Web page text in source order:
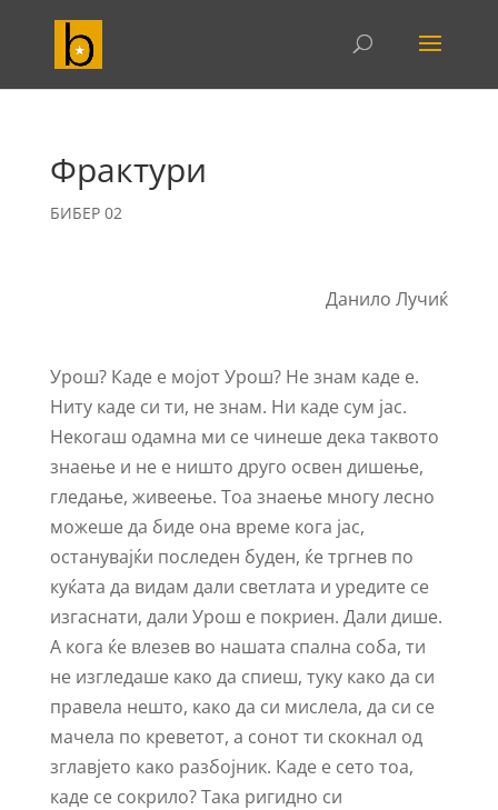
Фрактури
БИБЕР 02
Данило Лучиќ
Урош? Каде е мојот Урош? Не знам каде е.
Ниту каде си ти, не знам. Ни каде сум јас.
Некогаш одамна ми се чинеше дека таквото
знаење и не е ништо друго освен дишење,
гледање, живеење. Тоа знаење многу лесно
можеше да биде она време кога јас,
останувајќи последен буден, ќе тргнев по
куќата да видам дали светлата и уредите се
изгаснати, дали Урош е покриен. Дали дише.
А кога ќе влезев во нашата спална соба, ти
не изгледаше како да спиеш, туку како да си
правела нешто, како да си мислела, да си се
мачела по креветот, а сонот ти скокнал од
зглавјето како разбојник. Каде е сето тоа,
каде се сокрило? Така ригидно си